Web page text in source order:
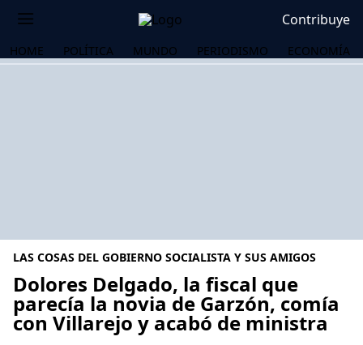
Contribuye
HOME POLÍTICA MUNDO PERIODISMO ECONOMÍA
LAS COSAS DEL GOBIERNO SOCIALISTA Y SUS AMIGOS
Dolores Delgado, la fiscal que
parecía la novia de Garzón, comía
con Villarejo y acabó de ministra